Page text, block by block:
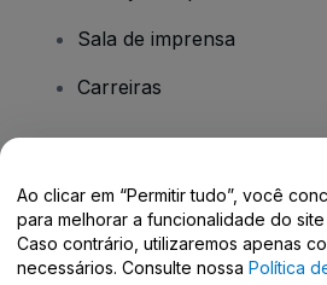
Sala de imprensa
Carreiras
Centro de Ajuda / Fale
Ao clicar em “Permitir tudo”, você
para melhorar a funcionalidade do
Caso contrário, utilizaremos apenas
necessários. Consulte nossa Política